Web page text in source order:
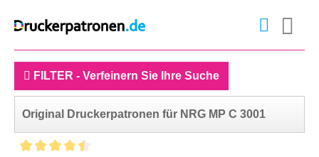
FILTER - Verfeinern Sie Ihre Suche
Original Druckerpatronen für NRG MP C 3001